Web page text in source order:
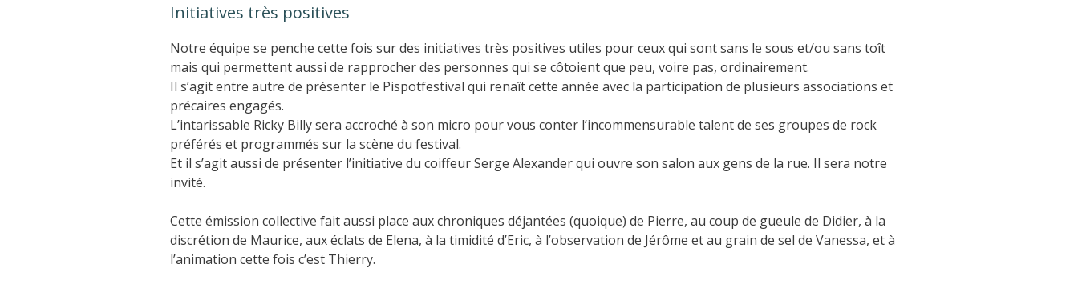
Initiatives très positives
Notre équipe se penche cette fois sur des initiatives très positives utiles pour ceux qui sont sans le sous et/ou sans toît
mais qui permettent aussi de rapprocher des personnes qui se côtoient que peu, voire pas, ordinairement.
Il s’agit entre autre de présenter le Pispotfestival qui renaît cette année avec la participation de plusieurs associations et
précaires engagés.
L’intarissable Ricky Billy sera accroché à son micro pour vous conter l’incommensurable talent de ses groupes de rock
préférés et programmés sur la scène du festival.
Et il s’agit aussi de présenter l’initiative du coiffeur Serge Alexander qui ouvre son salon aux gens de la rue. Il sera notre
invité.
Cette émission collective fait aussi place aux chroniques déjantées (quoique) de Pierre, au coup de gueule de Didier, à la
discrétion de Maurice, aux éclats de Elena, à la timidité d’Eric, à l’observation de Jérôme et au grain de sel de Vanessa, et à
l’animation cette fois c’est Thierry.